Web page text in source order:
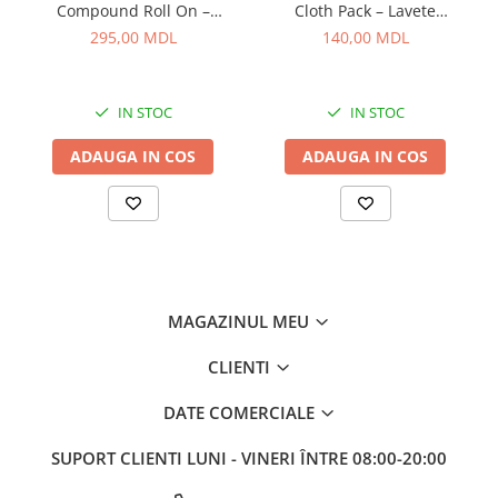
Ø orbită: 12 mm
Putere: 400 W
Control electronic viteză
Compound Roll On –
Curățător Abraziv pentru
295,00 MDL
IN STOC
ADAUGA IN COS
Cloth Pack – Lavete
premium din microfibră,
140,00 MDL
IN STOC
ADAUGA IN COS
MAGAZINUL MEU
CLIENTI
DATE COMERCIALE
SUPORT CLIENTI LUNI - VINERI ÎNTRE 08:00-20:00